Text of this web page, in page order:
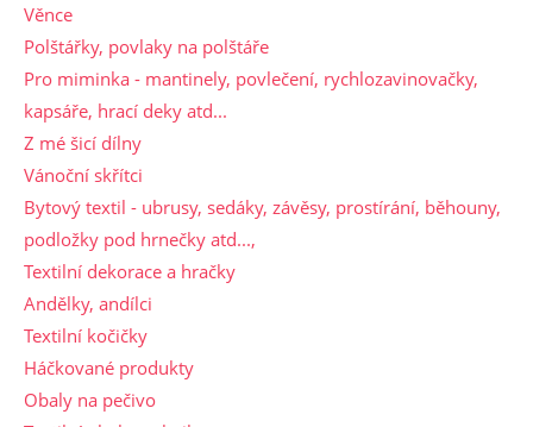
Věnce
Polštářky, povlaky na polštáře
Pro miminka - mantinely, povlečení, rychlozavinovačky,
kapsáře, hrací deky atd...
Z mé šicí dílny
Vánoční skřítci
Bytový textil - ubrusy, sedáky, závěsy, prostírání, běhouny,
podložky pod hrnečky atd...,
Textilní dekorace a hračky
Andělky, andílci
Textilní kočičky
Háčkované produkty
Obaly na pečivo